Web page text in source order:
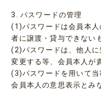
3. パスワードの管理
(1)パスワードは会員本
者に譲渡・貸与できない
(2)パスワードは、他人
変更する等、会員本人が
(3)パスワードを用いて当
会員本人の意思表示とみ